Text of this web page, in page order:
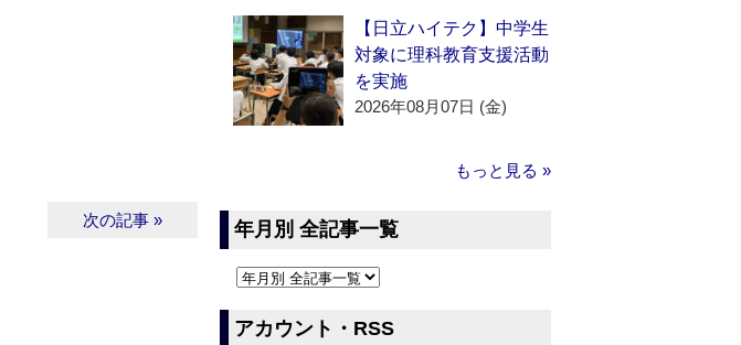
次の記事 »
【日立ハイテク】中学生
対象に理科教育支援活動
を実施
2026年08月07日 (金)
もっと見る »
年月別 全記事一覧
アカウント・RSS